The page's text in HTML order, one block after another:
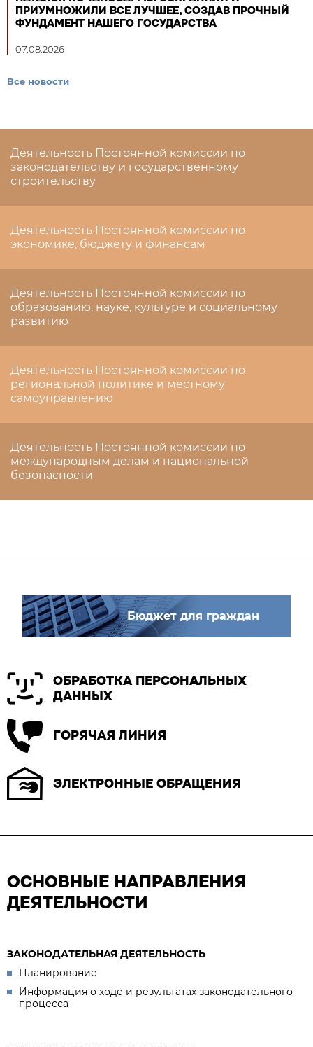
ПРИУМНОЖИЛИ ВСЕ ЛУЧШЕЕ, СОЗДАВ ПРОЧНЫЙ
ФУНДАМЕНТ НАШЕГО ГОСУДАРСТВА
07.08.2026
Все новости
Деятельность Постоянной комиссии по
законодательству и государственному
строительству
Деятельность Постоянной комиссии по
экономике, бюджету и финансам
Деятельность Постоянной комиссии по
образованию, науке, культуре и социальному
развитию
Деятельность Постоянной комиссии по
региональной политике и местному
самоуправлению
Деятельность Постоянной комиссии по
международным делам и национальной
безопасности
Бюджет для граждан
ОБРАБОТКА ПЕРСОНАЛЬНЫХ
ДАННЫХ
ГОРЯЧАЯ ЛИНИЯ
ЭЛЕКТРОННЫЕ ОБРАЩЕНИЯ
ОСНОВНЫЕ НАПРАВЛЕНИЯ
ДЕЯТЕЛЬНОСТИ
ЗАКОНОДАТЕЛЬНАЯ ДЕЯТЕЛЬНОСТЬ
Планирование
Информация о ходе и результатах законодательного
процесса